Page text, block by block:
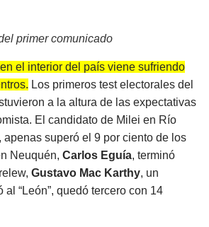
primer comunicado
el interior del país viene sufriendo
Los primeros test electorales del
a la altura de las expectativas
El candidato de Milei en Río
, apenas superó el 9 por ciento de los
Neuquén, Carlos Eguía, terminó
Gustavo Mac Karthy, un
“León”, quedó tercero con 14